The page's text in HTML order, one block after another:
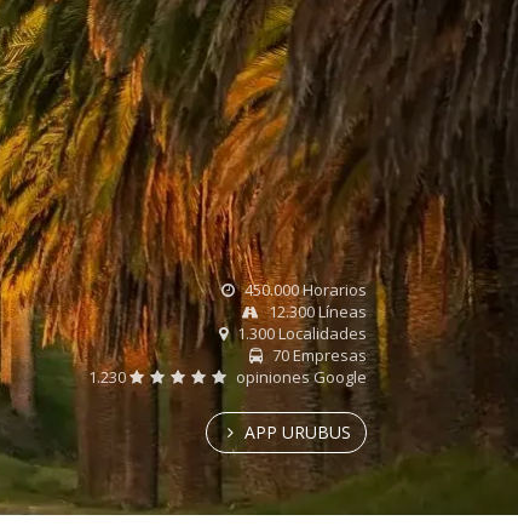
online
Tus
ómnibus
450.000 Horarios
12.300 Líneas
1.300 Localidades
70 Empresas
1.230
opiniones Google
APP URUBUS